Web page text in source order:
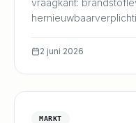
vraagkant:
2 juni 2026
MARKT